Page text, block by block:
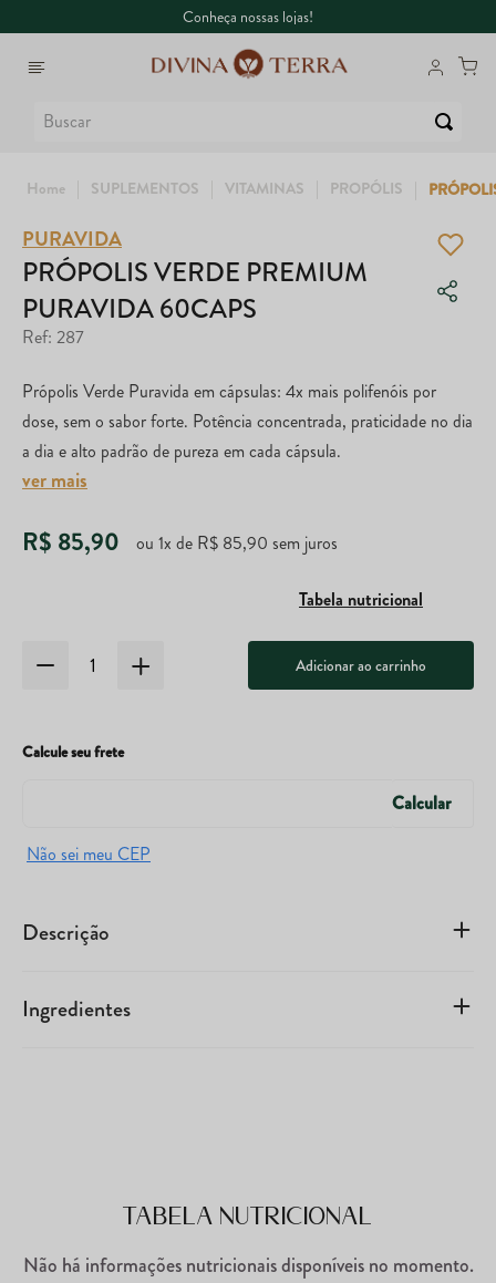
Conheça nossas lojas!
SUPLEMENTOS VITAMINAS PROPÓLIS
PURAVIDA
PRÓPOLIS VERDE PREMIUM
PURAVIDA 60CAPS
Ref: 287
Própolis Verde Puravida em cápsulas: 4x mais polifenóis por
dose, sem o sabor forte. Potência concentrada, praticidade no dia
a dia e alto padrão de pureza em cada cápsula.
ver mais
R$ 85,90 ou 1x de R$ 85,90 sem juros
Tabela nutricional
Adicionar ao carrinho
Calcule seu frete
Descrição
Ingredientes
Tabela Nutricional
Não há informações nutricionais disponíveis no momento.
1º Whey
2º Creatina
º
5º Magnésio
6º Colágeno
10º True